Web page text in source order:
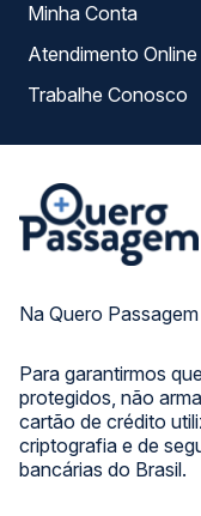
Na Quero
Para garantirmos
protegidos, não
cartão de crédito
criptografia e de
bancárias do Brasil.
Minha Conta
Atendimento Online
Trabalhe Conosco